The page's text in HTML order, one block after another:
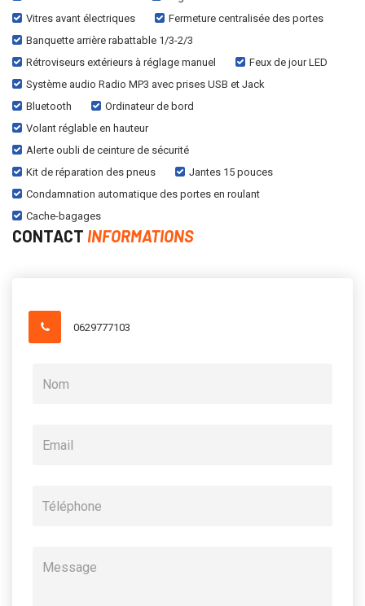
Vitres avant électriques
Fermeture centralisée des portes
Banquette arrière rabattable 1/3-2/3
Rétroviseurs extérieurs à réglage manuel
Feux de jour LED
Système audio Radio MP3 avec prises USB et Jack
Bluetooth
Ordinateur de bord
Volant réglable en hauteur
Alerte oubli de ceinture de sécurité
Kit de réparation des pneus
Jantes 15 pouces
Condamnation automatique des portes en roulant
Cache-bagages
CONTACT INFORMATIONS
0629777103